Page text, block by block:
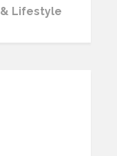
& Lifestyle